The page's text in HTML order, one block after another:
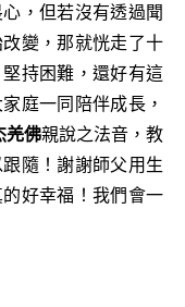
，但若沒有透過聞
變，那就恍走了十
持困難，還好有這
庭一同陪伴成長，
羌佛親說之法音，教
隨！謝謝師父用生
好幸福！我們會一